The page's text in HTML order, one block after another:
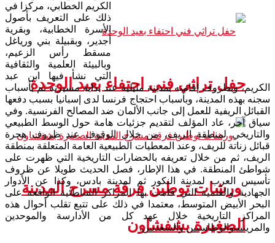
حفل تراثي فني احتفاء بعيد الوحدة
ورشات توطين فرقة مسرح المدينة
الصغيرة بشفشاون
الكريم الخطابي، مركزا في
ذلك على التعريف بأصول
الأسرة الخطابية، وبقرية
أجدير، وبقبيلة بني ورياغل
مسقط رأس الزعيم،
وبالبيئة العلمية والثقافية
التي نشأ فيها ابن عبد
الكريم، وبظروف إقامته بمدينة مليلية عند بداية مسيرته ثم بأسباب
سجنه بهذه المدينة، وبأسباب احتجاج فرنسا لدى إسبانيا بسبب دفعها
القبائل الريفية للعمل إلى جانب الألمان ضد المصالح الفرنسية. وفي
سياق آخر، عاد المؤلف لتقديم جزئيات هامة حول الوسط الطبيعي
والتاريخي لمنطقة الريف، من خلال الوقوف عند ظروف هجرة
قبائل زناتة للريف، وعند المعطيات الطبيعية العامة المتعلقة بمنطقة
الريف، ثم من خلال تعريفه بالحضارات التاريخية التي ظهرت على
شواطئ المنطقة. في هذا الإطار، فصل الحديث طويلا عن ظروف
تأسيس العرب لمدينة النكور ثم لمدينة بادس، وكذا عن الأدوار
الجهادية والعلمية التي قامت بها المراكز الشاطئية الواقعة على
البحر الأبيض المتوسط، معتمدا في ذلك على تتبع تقلب أحوال هذه
المراكز التاريخية خلال عهد كل من الأدارسة والموحدين
والمرينيينوالوطاسيين والسعديين.